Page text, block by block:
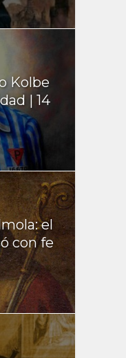
Kolbe
| 14
el
con fe